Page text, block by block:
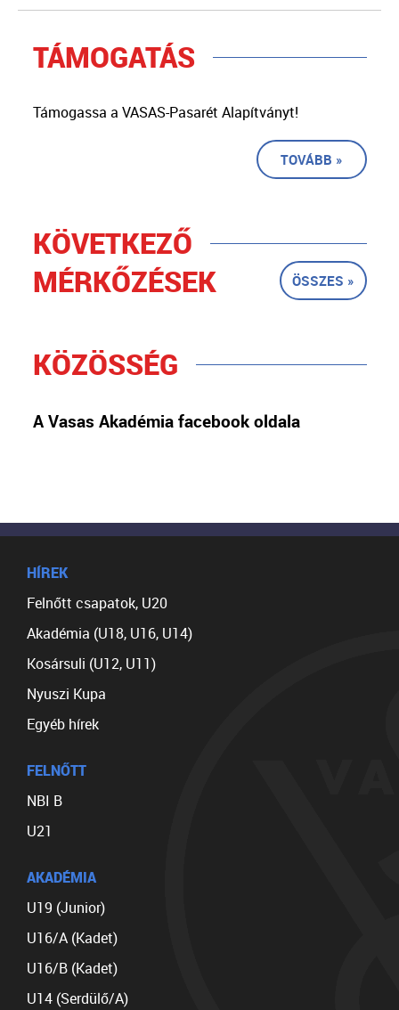
TÁMOGATÁS
Támogassa a VASAS-Pasarét Alapítványt!
TOVÁBB »
KÖVETKEZŐ
MÉRKŐZÉSEK
ÖSSZES »
KÖZÖSSÉG
A Vasas Akadémia facebook oldala
HÍREK
Felnőtt csapatok, U20
Akadémia (U18, U16, U14)
Kosársuli (U12, U11)
Nyuszi Kupa
Egyéb hírek
FELNŐTT
NBI B
U21
AKADÉMIA
U19 (Junior)
U16/A (Kadet)
U16/B (Kadet)
U14 (Serdülő/A)